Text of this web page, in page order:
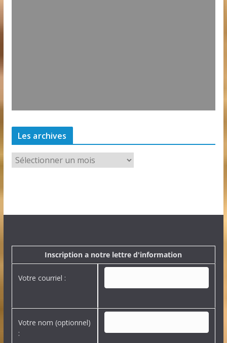
Les archives
e
s
Inscription a notre lettre d'information
Votre courriel :
Votre nom (optionnel)
: